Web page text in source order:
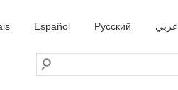
Español Русский عربي